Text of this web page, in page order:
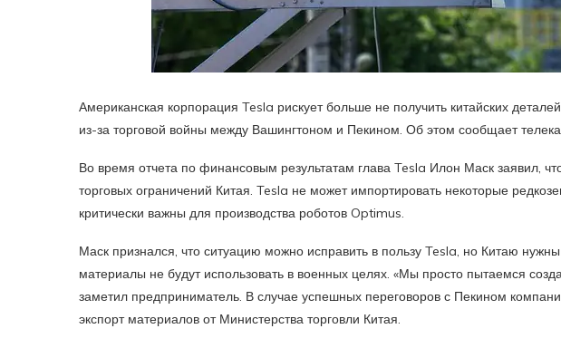
Американская корпорация Tesla рискует больше не получить китайских
из-за торговой войны между Вашингтоном и Пекином. Об этом сообщает
Во время отчета по финансовым результатам глава Tesla Илон Маск заявил,
торговых ограничений Китая. Tesla не может импортировать некоторые
критически важны для производства роботов Optimus.
Маск признался, что ситуацию можно исправить в пользу Tesla, но Китаю
материалы не будут использовать в военных целях. «Мы просто пытаемся
заметил предприниматель. В случае успешных переговоров с Пекином
экспорт материалов от Министерства торговли Китая.